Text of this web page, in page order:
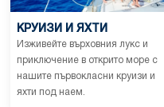
КРУИЗИ И ЯХТИ
Изживейте върховния лукс и
приключение в открито море с
нашите първокласни круизи и
яхти под наем.